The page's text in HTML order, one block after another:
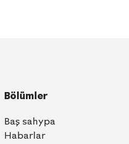
Bölümler
Baş sahypa
Habarlar